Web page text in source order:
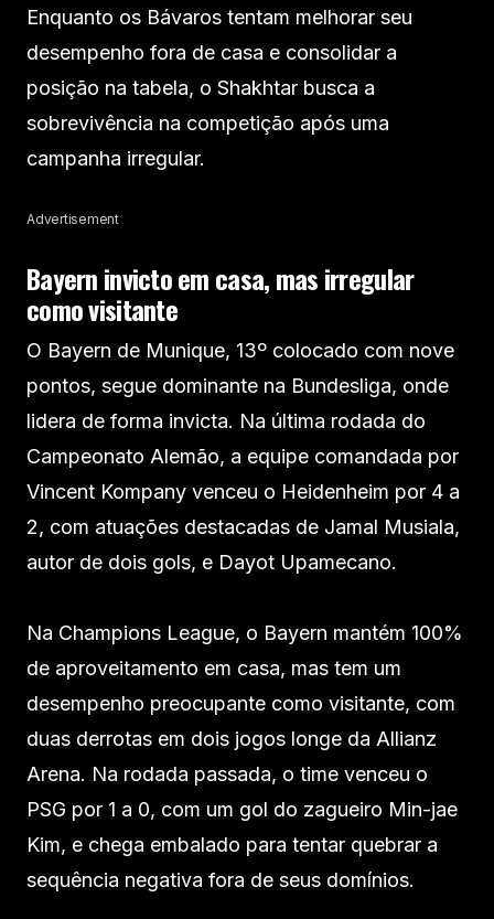
Enquanto os Bávaros tentam melhorar seu
desempenho fora de casa e consolidar a
posição na tabela, o Shakhtar busca a
sobrevivência na competição após uma
campanha irregular.
Advertisement
Bayern invicto em casa, mas irregular
como visitante
O Bayern de Munique, 13º colocado com nove
pontos, segue dominante na Bundesliga, onde
lidera de forma invicta. Na última rodada do
Campeonato Alemão, a equipe comandada por
Vincent Kompany venceu o Heidenheim por 4 a
2, com atuações destacadas de Jamal Musiala,
autor de dois gols, e Dayot Upamecano.
Na Champions League, o Bayern mantém 100%
de aproveitamento em casa, mas tem um
desempenho preocupante como visitante, com
duas derrotas em dois jogos longe da Allianz
Arena. Na rodada passada, o time venceu o
PSG por 1 a 0, com um gol do zagueiro Min-jae
Kim, e chega embalado para tentar quebrar a
sequência negativa fora de seus domínios.